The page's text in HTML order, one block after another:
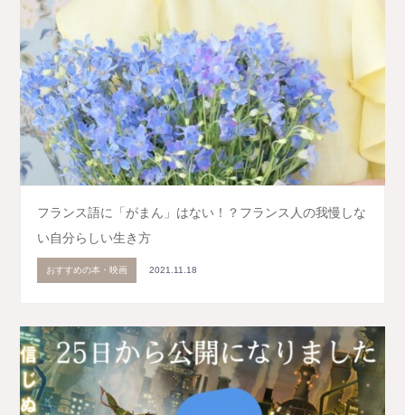
フランス語に「がまん」はない！？フランス人の我慢しな
い自分らしい生き方
おすすめの本・映画 2021.11.18